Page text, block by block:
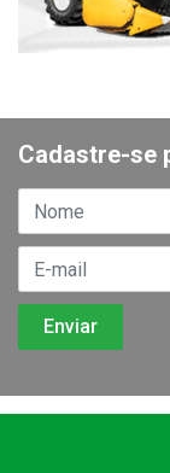
Cadastre-se